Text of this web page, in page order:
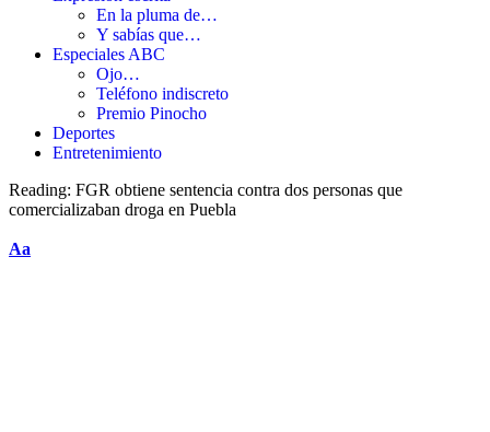
En la pluma de…
Y sabías que…
Especiales ABC
Ojo…
Teléfono indiscreto
Premio Pinocho
Deportes
Entretenimiento
Reading: FGR obtiene sentencia contra dos personas que
comercializaban droga en Puebla
Aa